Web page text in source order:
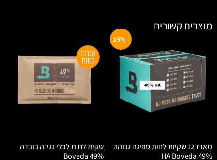
מוצרים קשורים
-15%
מארז 12 שקיות לחות ספיגה גבוהה
49% HA Boveda
שקית לחות לכלי נגינה בובדה
49% Boveda